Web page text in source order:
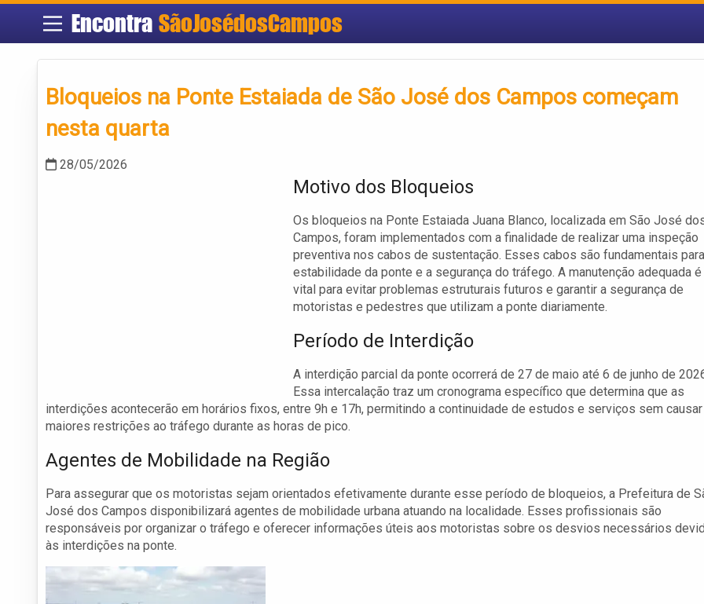
Encontra SãoJosédosCampos
Bloqueios na Ponte Estaiada de São José dos Campos começam
nesta quarta
28/05/2026
Motivo dos Bloqueios
Os bloqueios na Ponte Estaiada Juana Blanco, localizada em São José
Campos, foram implementados com a finalidade de realizar uma inspeção
preventiva nos cabos de sustentação. Esses cabos são fundamentais
estabilidade da ponte e a segurança do tráfego. A manutenção adequada é
vital para evitar problemas estruturais futuros e garantir a segurança de
motoristas e pedestres que utilizam a ponte diariamente.
Período de Interdição
A interdição parcial da ponte ocorrerá de 27 de maio até 6 de junho de
Essa intercalação traz um cronograma específico que determina que as
interdições acontecerão em horários fixos, entre 9h e 17h, permitindo a continuidade de estudos e serviços sem causar
maiores restrições ao tráfego durante as horas de pico.
Agentes de Mobilidade na Região
Para assegurar que os motoristas sejam orientados efetivamente durante esse período de bloqueios, a Prefeitura de
José dos Campos disponibilizará agentes de mobilidade urbana atuando na localidade. Esses profissionais são
responsáveis por organizar o tráfego e oferecer informações úteis aos motoristas sobre os desvios necessários
às interdições na ponte.